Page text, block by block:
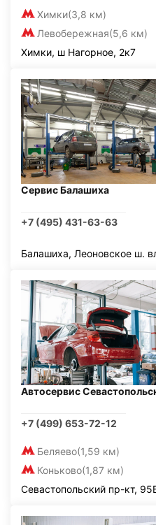
Химки(3,8 км)
Левобережная(5,6 км)
Химки, ш Нагорное, 2к7
Сервис Балашиха
+7 (495) 431-63-63
Балашиха, Леоновское ш.
Автосервис
+7 (499) 653-72-12
Беляево(1,59 км)
Коньково(1,87 км)
Севастопольский пр-кт,